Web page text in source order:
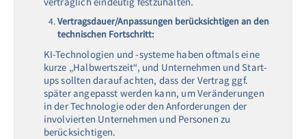
Vertragsdauer/Anpassungen berücksichtigen an den
technischen Fortschritt:
KI-Technologien und -systeme haben oftmals eine
kurze „Halbwertszeit“, und Unternehmen und Start-
ups sollten darauf achten, dass der Vertrag ggf.
später angepasst werden kann, um Veränderungen
in der Technologie oder den Anforderungen der
involvierten Unternehmen und Personen zu
berücksichtigen.